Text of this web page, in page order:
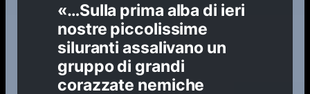
«…Sulla prima alba di ieri
nostre piccolissime
siluranti assalivano un
gruppo di grandi
corazzate nemiche